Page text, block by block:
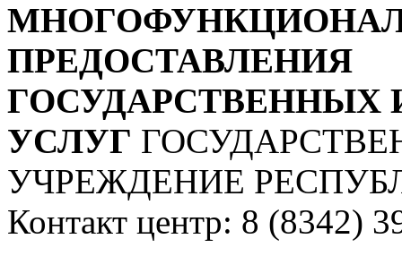
ПРЕДОСТАВЛЕНИЯ
УСЛУГ
УЧРЕЖДЕНИЕ
Контакт центр: 8 (8342)